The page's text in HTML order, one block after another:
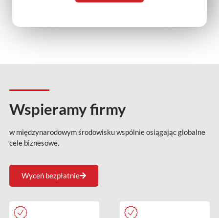
Wspieramy firmy
w międzynarodowym środowisku wspólnie osiągając globalne
cele biznesowe.
Wyceń bezpłatnie